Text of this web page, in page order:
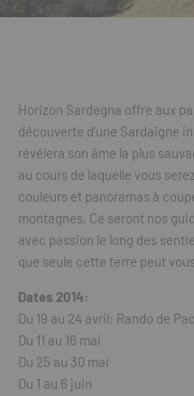
Horizon Sardegna offre aux
découverte d’une Sardaigne
révélera son âme la plus
au cours de laquelle vous
couleurs et panoramas à
montagnes. Ce seront nos
avec passion le long des
que seule cette terre peut
Dates 2014:
Du 19 au 24 avril: Rando de
Du 11 au 16 mai
Du 25 au 30 mai
Du 1 au 6 juin